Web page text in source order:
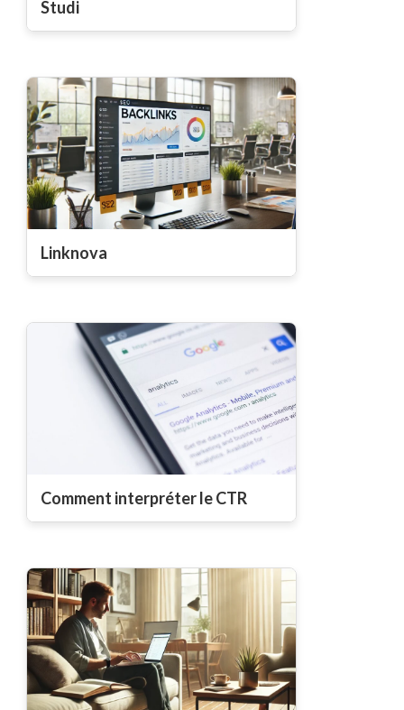
Studi
Linknova
Comment interpréter le CTR